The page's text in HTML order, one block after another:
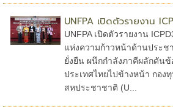
UNFPA เปิดตัวรายงาน
UNFPA เปิดตัวรายงาน
แห่งความก้าวหน้าด้านประ
ยั่งยืน ผนึกกำลังภาคีผลักดัน
ประเทศไทยไปข้างหน้า กอง
สหประชาชาติ (U...